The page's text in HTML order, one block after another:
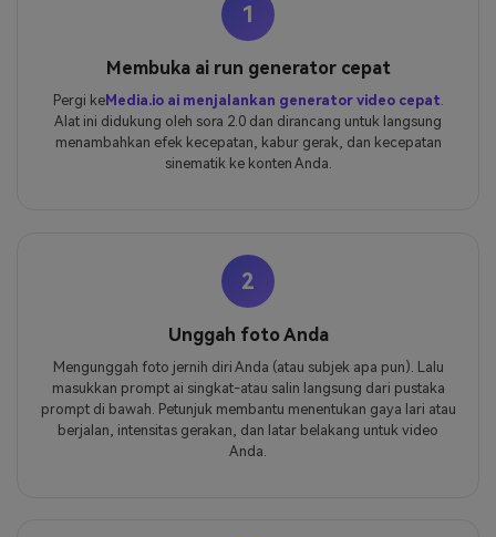
1
Membuka ai run generator cepat
Pergi keMedia.io ai menjalankan generator video cepat.
Alat ini didukung oleh sora 2.0 dan dirancang untuk langsung
menambahkan efek kecepatan, kabur gerak, dan kecepatan
sinematik ke konten Anda.
2
Unggah foto Anda
Mengunggah foto jernih diri Anda (atau subjek apa pun). Lalu
masukkan prompt ai singkat-atau salin langsung dari pustaka
prompt di bawah. Petunjuk membantu menentukan gaya lari atau
berjalan, intensitas gerakan, dan latar belakang untuk video
Anda.